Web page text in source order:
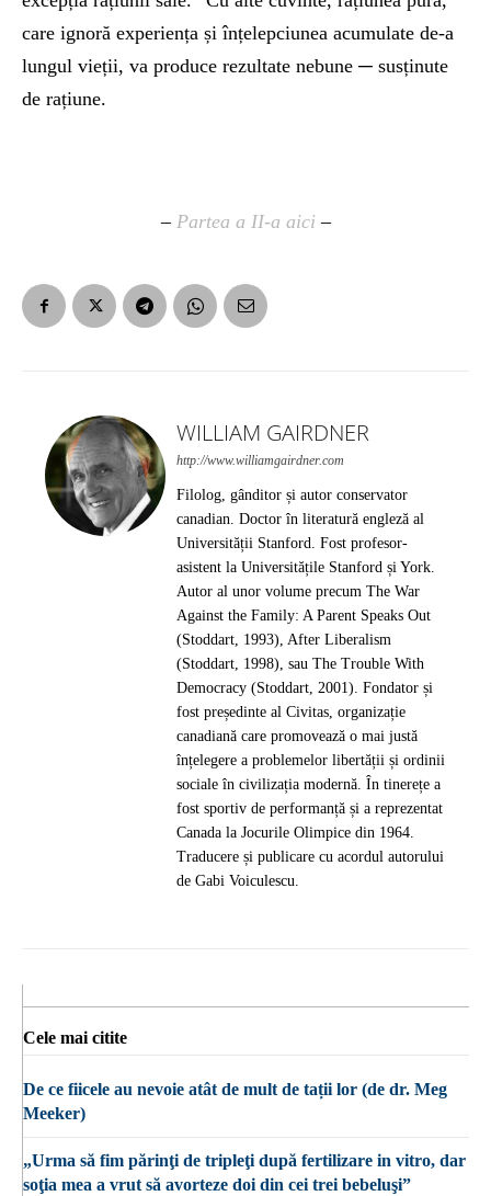
care ignoră experiența și înțelepciunea acumulate de-a
lungul vieții, va produce rezultate nebune ─ susținute
de rațiune.
– Partea a II-a aici –
WILLIAM GAIRDNER
http://www.williamgairdner.com
Filolog, gânditor și autor conservator
canadian. Doctor în literatură engleză al
Universității Stanford. Fost profesor-
asistent la Universitățile Stanford și York.
Autor al unor volume precum The War
Against the Family: A Parent Speaks Out
(Stoddart, 1993), After Liberalism
(Stoddart, 1998), sau The Trouble With
Democracy (Stoddart, 2001). Fondator și
fost președinte al Civitas, organizație
canadiană care promovează o mai justă
înțelegere a problemelor libertății și ordinii
sociale în civilizația modernă. În tinerețe a
fost sportiv de performanță și a reprezentat
Canada la Jocurile Olimpice din 1964.
Traducere și publicare cu acordul autorului
de Gabi Voiculescu.
Cele mai citite
De ce fiicele au nevoie atât de mult de tații lor (de dr. Meg
Meeker)
„Urma să fim părinţi de tripleţi după fertilizare in vitro, dar
soţia mea a vrut să avorteze doi din cei trei bebeluşi”